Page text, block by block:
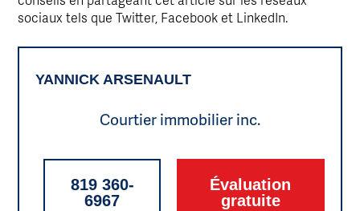
sociaux tels que Twitter, Facebook et LinkedIn.
YANNICK ARSENAULT
Courtier immobilier inc.
819 360-
6967
Évaluation
gratuite